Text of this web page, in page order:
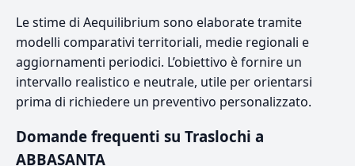
Le stime di Aequilibrium sono elaborate tramite
modelli comparativi territoriali, medie regionali e
aggiornamenti periodici. L’obiettivo è fornire un
intervallo realistico e neutrale, utile per orientarsi
prima di richiedere un preventivo personalizzato.
Domande frequenti su Traslochi a
ABBASANTA